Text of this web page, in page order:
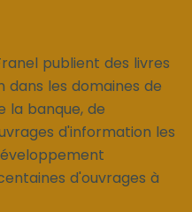
publient des livres
les domaines de
la banque, de
d'information les
d'ouvrages à